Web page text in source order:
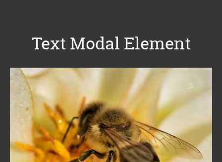
Text Modal Element